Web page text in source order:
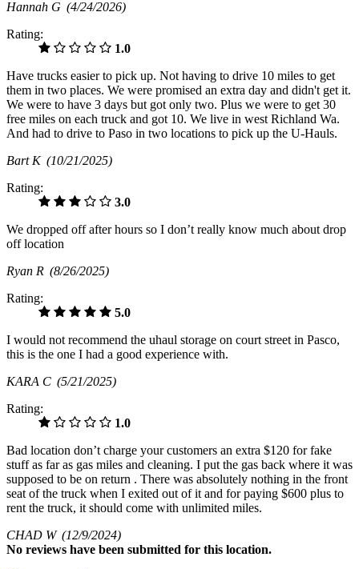
Hannah G (4/24/2026)
Rating:
1.0
Have trucks easier to pick up. Not having to drive 10 miles to get
them in two places. We were promised an extra day and didn't get it.
We were to have 3 days but got only two. Plus we were to get 30
free miles on each truck and got 10. We live in west Richland Wa.
And had to drive to Paso in two locations to pick up the U-Hauls.
Bart K (10/21/2025)
Rating:
3.0
We dropped off after hours so I don’t really know much about drop
off location
Ryan R (8/26/2025)
Rating:
5.0
I would not recommend the uhaul storage on court street in Pasco,
this is the one I had a good experience with.
KARA C (5/21/2025)
Rating:
1.0
Bad location don’t charge your customers an extra $120 for fake
stuff as far as gas miles and cleaning. I put the gas back where it was
supposed to be on return . There was absolutely nothing in the front
seat of the truck when I exited out of it and for paying $600 plus to
rent the truck, it should come with unlimited miles.
CHAD W (12/9/2024)
No reviews have been submitted for this location.